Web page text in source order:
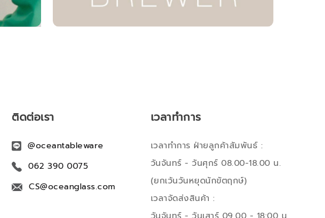
ติดต่อเรา
@oceantableware
062 390 0075
CS@oceanglass.com
เวลาทำการ
เวลาทำการ ฝ่ายลูกค้าสัมพันธ์ :
วันจันทร์ - วันศุกร์ 08.00-18.00 น.
(ยกเว้นวันหยุดนักขัตฤกษ์)
เวลาจัดส่งสินค้า :